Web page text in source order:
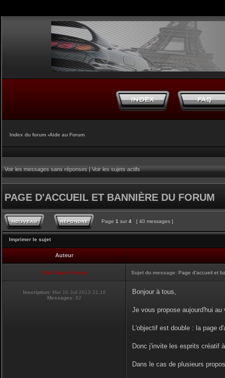
Index du forum ‹Aide au Forum
Voir les messages sans réponses|Voir les sujets actifs
PAGE D'ACCUEIL ET BANNIÈRE DU FORUM
Page 1 sur 4 [ 40 messages ]
Imprimer le sujet
Auteur
Club Supra France Sujet du message: Page d'accueil et
Inscription: Mar 16 Juil 2013 21:16
Messages: 82
Bonjour à tous,
Je vous propose aujourd'hui
L'objectif est double : la page
Donc j'invite les esprits créatif
Dans le cas de plusieurs